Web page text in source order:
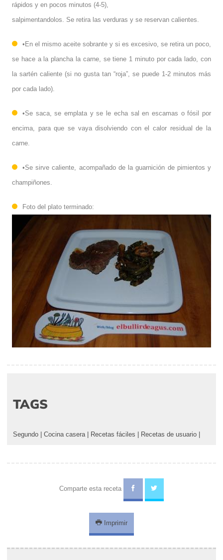
rápidos y en pocos minutos (4-5),
salpimentandolos. Se retira las verduras y se reservan calientes.
•En el mismo aceite sobrante y si es excesivo, se retira un poco,
se hace a la plancha la carne, se tiene 1 minuto por cada lado, con
la sartén caliente (si no gusta tan “roja”, se puede 1-2 minutos más
por cada lado).
•Se saca, se emplata y se le echa sal en escamas o fósil por
encima, para que se vaya disolviendo con el calor residual de la
carne.
•Se sirve caliente, acompañado de la guarnición de pimientos y
champiñones.
Foto del plato terminado:
TAGS
Segundo Cocina casera| Recetas fáciles Recetas de usuario
Comparte esta receta
Imprimir